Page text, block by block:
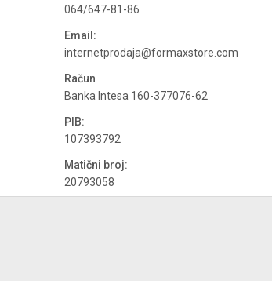
064/647-81-86
Email:
internetprodaja@formaxstore.com
Račun
Banka Intesa 160-377076-62
PIB:
107393792
Matični broj:
20793058